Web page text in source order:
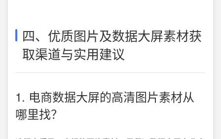
四、优质图片及数据大屏素材获
取渠道与实用建议
1. 电商数据大屏的高清图片素材从
哪里找？